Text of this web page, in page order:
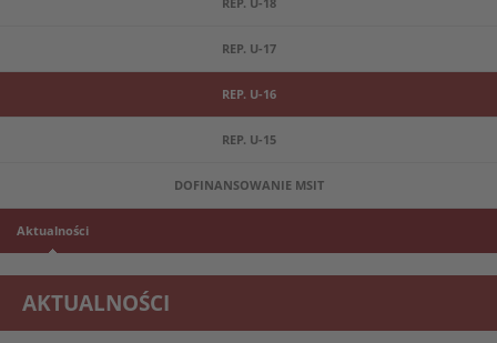
REP. U-17
REP. U-16
REP. U-15
DOFINANSOWANIE MSIT
Aktualności
AKTUALNOŚCI